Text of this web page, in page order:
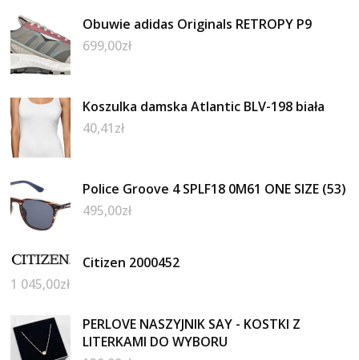
Obuwie adidas Originals RETROPY P9
699,00zł
Koszulka damska Atlantic BLV-198 biała
40,41zł
Police Groove 4 SPLF18 0M61 ONE SIZE (53)
495,00zł
Citizen 2000452
1 045,00zł
PERLOVE NASZYJNIK SAY - KOSTKI Z
LITERKAMI DO WYBORU